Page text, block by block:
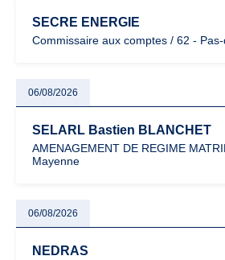
SECRE ENERGIE
Commissaire aux comptes / 62 -
06/08/2026
SELARL Bastien BLANCHET
AMENAGEMENT DE REGIME
Mayenne
06/08/2026
NEDRAS